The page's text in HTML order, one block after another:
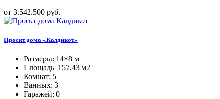
от 3.542.500 руб.
Проект дома «Калдикот»
Размеры: 14×8 м
Площадь: 157,43 м2
Комнат: 5
Ванных: 3
Гаражей: 0